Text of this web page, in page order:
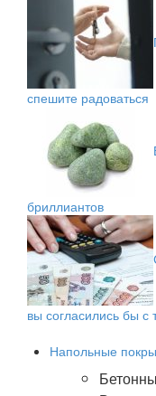
спешите радоваться
бриллиантов
вы согласились бы
Напольные